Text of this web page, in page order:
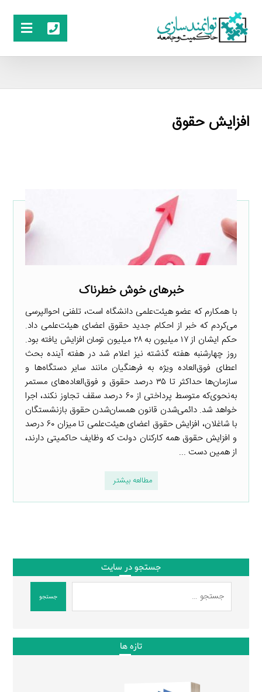
افزایش حقوق
خبرهای خوش خطرناک
با همکارم که عضو هیئت‌علمی دانشگاه است، تلفنی احوالپرسی
می‌کردم که خبر از احکام جدید حقوق اعضای هیئت‌علمی داد.
حکم ایشان از ۱۷ میلیون به ۲۸ میلیون تومان افزایش یافته بود.
روز چهارشنبه هفته گذشته نیز اعلام شد در هفته آینده بحث
اعطای فوق‌العاده ویژه به فرهنگیان مانند سایر دستگاه‌ها و
سازمان‌ها حداکثر تا ۳۵ درصد حقوق و فوق‌العاده‌های مستمر
به‌نحوی‌که متوسط پرداختی از ۶۰ درصد سقف تجاوز نکند، اجرا
خواهد شد. دائمی‌شدن قانون همسان‌شدن حقوق بازنشستگان
با شاغلان، افزایش حقوق اعضای هیئت‌علمی تا میزان ۶۰ درصد
و افزایش حقوق همه کارکنان دولت که وظایف حاکمیتی دارند،
از همین دست ...
مطالعه بیشتر
جستجو در سایت
جستجو
تازه ها